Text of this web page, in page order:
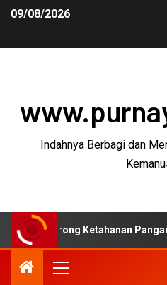
09/08/2026
Indahnya Berbagi dan
Ketahanan Pangan di